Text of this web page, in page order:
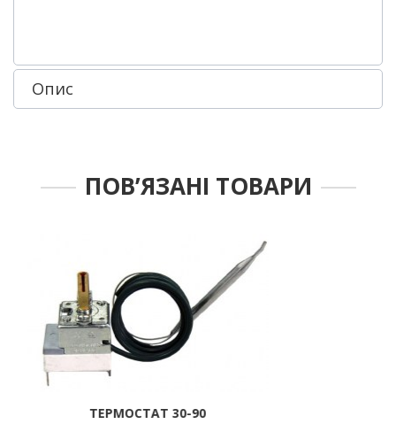
Опис
ПОВ’ЯЗАНІ ТОВАРИ